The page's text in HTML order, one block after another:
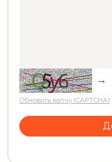
→
Обновить капчу (CAPTCHA)